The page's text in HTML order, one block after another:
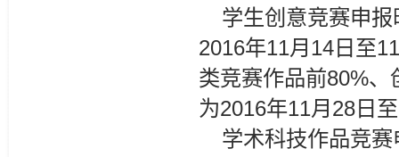
学生创意竞赛申
2016年11月14日至
类竞赛作品前80%
为2016年11月28日
学术科技作品竞